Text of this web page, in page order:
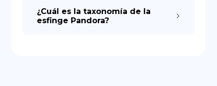
¿Cuál es la taxonomía de la
esfinge Pandora?